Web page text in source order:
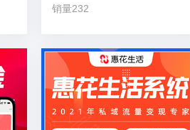
销量232